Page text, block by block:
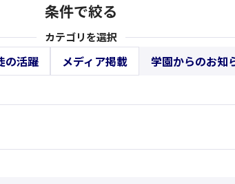
条件で絞る
カテゴリを選択
の活躍 メディア掲載
学園からのお知